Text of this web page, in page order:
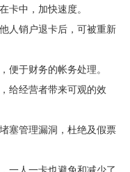
卡中，加快速度。
人销户退卡后，可被重新
便于财务的帐务处理。
给经营者带来可观的效
塞管理漏洞，杜绝及假票
一人一卡也避免和减少了